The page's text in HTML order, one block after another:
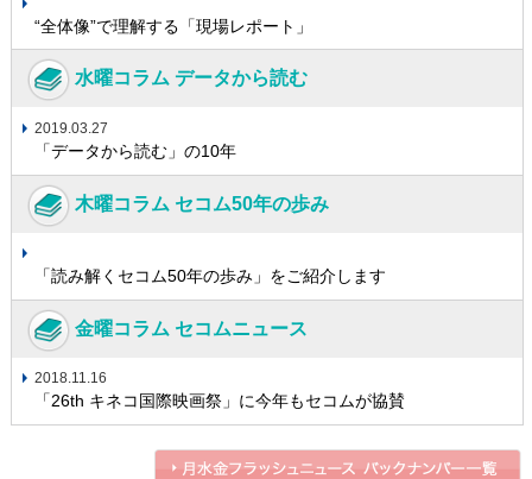
“全体像”で理解する「現場レポート」
水曜コラム データから読む
2019.03.27
「データから読む」の10年
木曜コラム セコム50年の歩み
「読み解くセコム50年の歩み」をご紹介します
金曜コラム セコムニュース
2018.11.16
「26th キネコ国際映画祭」に今年もセコムが協賛